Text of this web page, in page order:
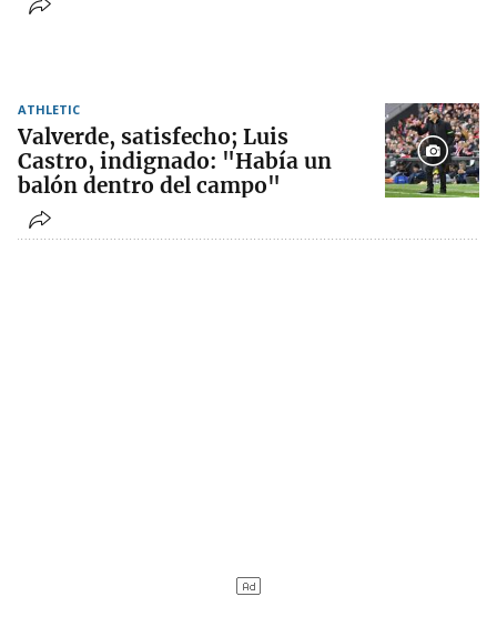
ATHLETIC
Valverde, satisfecho; Luis
Castro, indignado: "Había un
balón dentro del campo"